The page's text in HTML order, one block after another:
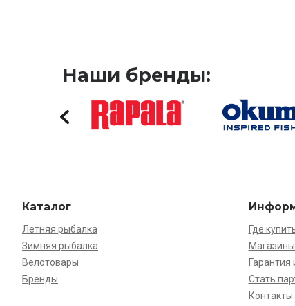
Наши бренды:
Каталог
Летняя рыбалка
Зимняя рыбалка
Велотовары
Бренды
Где
Гарантия
Стать
Контакты